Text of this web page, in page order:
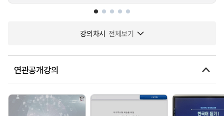
강의차시 전체보기
연관공개강의